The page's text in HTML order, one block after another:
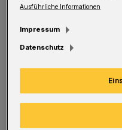
Das geschieht in
Pavillon
(montags von 9 bis
12 bis 20 Uhr)
Ausführliche Informationen
Impressum
Datenschutz